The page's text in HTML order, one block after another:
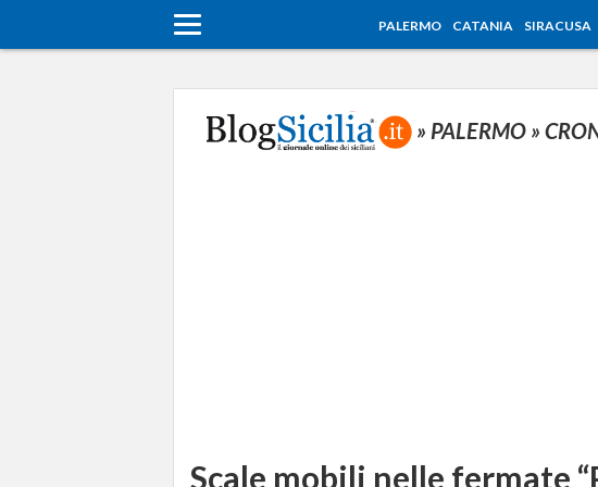
PALERMO CATANIA SIRACUSA
» PALERMO »
Scale mobili nelle fermate